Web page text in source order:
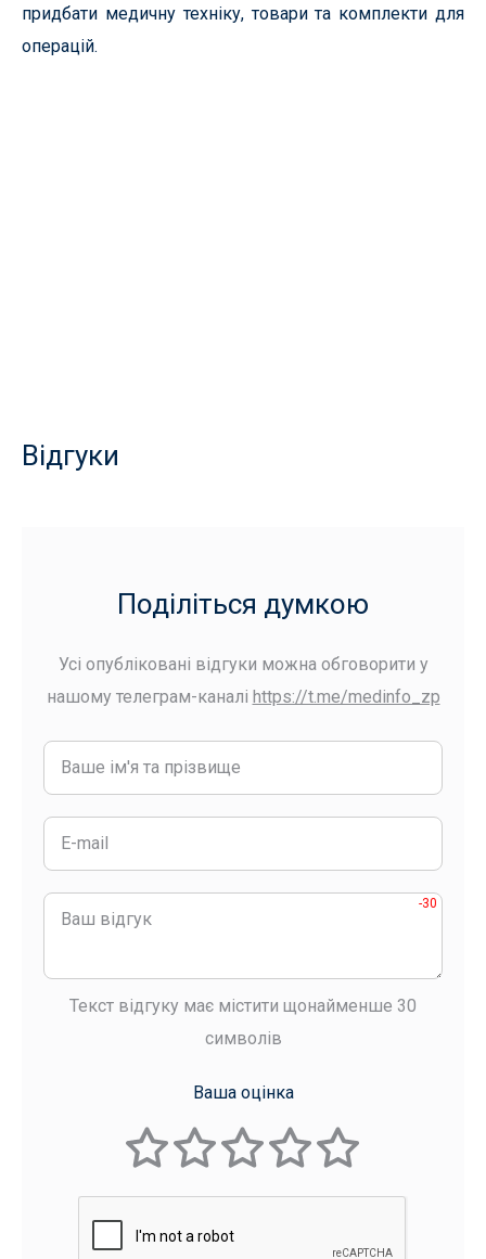
придбати медичну техніку, товари та комплекти для
операцій.
Відгуки
Поділіться думкою
Усі опубліковані відгуки можна обговорити у
нашому телеграм-каналі https://t.me/medinfo_zp
-30
Текст відгуку має містити щонайменше 30
символів
Ваша оцінка